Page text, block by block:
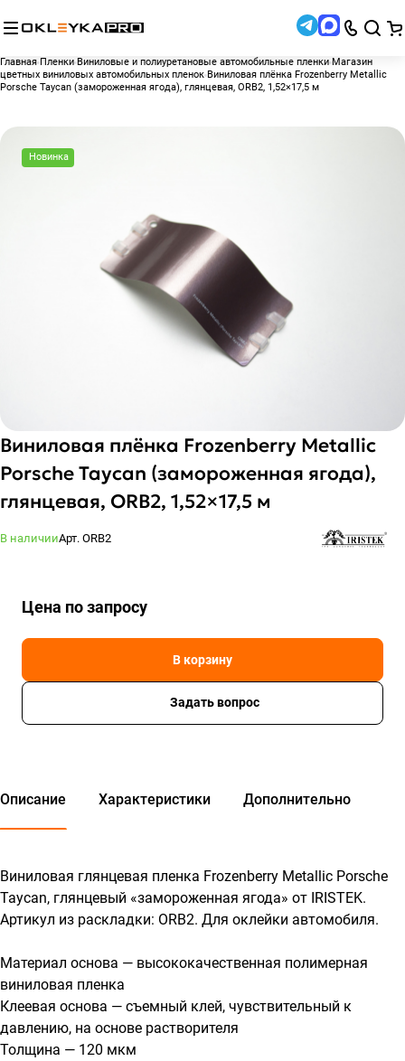
Главная Пленки Виниловые и полиуретановые автомобильные пленки Магазин
цветных виниловых автомобильных пленок Виниловая плёнка Frozenberry Metallic
Porsche Taycan (замороженная ягода), глянцевая, ORB2, 1,52×17,5 м
Новинка
Виниловая плёнка Frozenberry Metallic
Porsche Taycan (замороженная ягода),
глянцевая, ORB2, 1,52×17,5 м
В наличииАрт. ORB2
Цена по запросу
В корзину
Задать вопрос
Описание Характеристики Дополнительно
Виниловая глянцевая пленка Frozenberry Metallic Porsche
Taycan, глянцевый «замороженная ягода» от IRISTEK.
Артикул из раскладки: ORB2. Для оклейки автомобиля.
Материал основа — высококачественная полимерная
виниловая пленка
Клеевая основа — съемный клей, чувствительный к
давлению, на основе растворителя
Толщина — 120 мкм